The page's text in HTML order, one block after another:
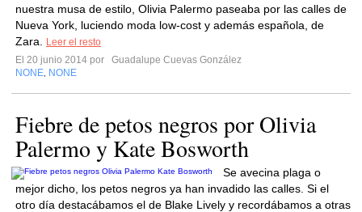
nuestra musa de estilo, Olivia Palermo paseaba por las calles de
Nueva York, luciendo moda low-cost y además española, de
Zara.
Leer el resto
El 20 junio 2014 por
Guadalupe Cuevas González
NONE NONE
Fiebre de petos negros por Olivia
Palermo y Kate Bosworth
Se avecina plaga o
mejor dicho, los petos negros ya han invadido las calles. Si el
otro día destacábamos el de Blake Lively y recordábamos a otras